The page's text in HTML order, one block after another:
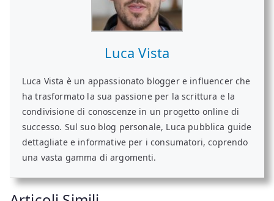
Luca Vista
Luca Vista è un appassionato blogger e influencer che
ha trasformato la sua passione per la scrittura e la
condivisione di conoscenze in un progetto online di
successo. Sul suo blog personale, Luca pubblica guide
dettagliate e informative per i consumatori, coprendo
una vasta gamma di argomenti.